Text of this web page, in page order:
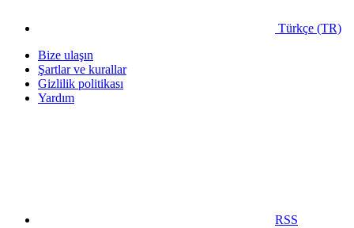
Türkçe (TR)
Bize ulaşın
Şartlar ve kurallar
Gizlilik politikası
Yardım
RSS